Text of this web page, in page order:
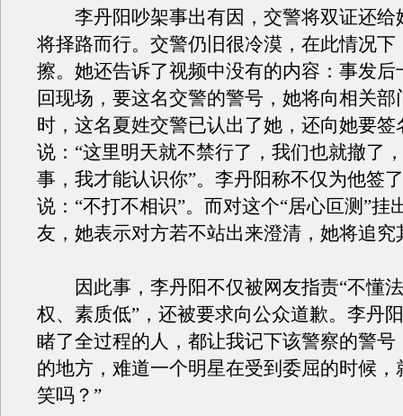
李丹阳吵架事出有因，交警将双证还给
将择路而行。交警仍旧很冷漠，在此情况下
擦。她还告诉了视频中没有的内容：事发后
回现场，要这名交警的警号，她将向相关部
时，这名夏姓交警已认出了她，还向她要签
说：“这里明天就不禁行了，我们也就撤了
事，我才能认识你”。李丹阳称不仅为他签
说：“不打不相识”。而对这个“居心叵测”挂
友，她表示对方若不站出来澄清，她将追究
因此事，李丹阳不仅被网友指责“不懂
权、素质低”，还被要求向公众道歉。李丹
睹了全过程的人，都让我记下该警察的警号
的地方，难道一个明星在受到委屈的时候，
笑吗？”